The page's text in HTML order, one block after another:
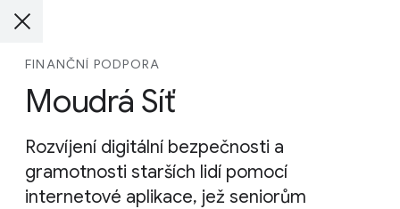
FINANČNÍ PODPORA
Moudrá Síť
Rozvíjení digitální bezpečnosti a
gramotnosti starších lidí pomocí
internetové aplikace, jež seniorům